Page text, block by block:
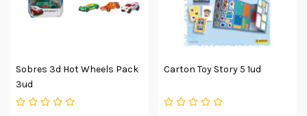
Sobres 3d Hot Wheels Pack
3ud
Carton Toy Story 5 1ud